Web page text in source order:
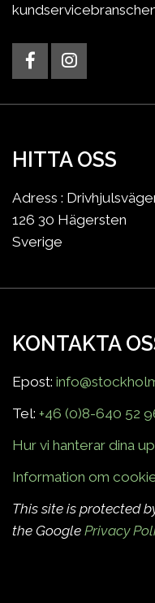
HITTA OSS
Adress :
126 30 Hägersten
Sverige
KONTAKTA
Epost:
Tel: +46 (0)8-640 52
Hur vi hanterar dina
Information om
This site is protected
the Google Privacy